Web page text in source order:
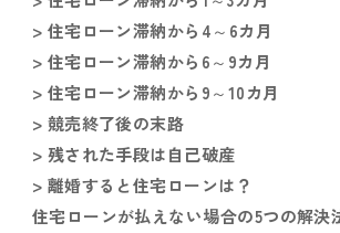
> 住宅ローン滞納から4～6カ月
> 住宅ローン滞納から6～9カ月
> 住宅ローン滞納から9～10カ月
> 競売終了後の末路
> 残された手段は自己破産
> 離婚すると住宅ローンは？
住宅ローンが払えない場合の5つの解決